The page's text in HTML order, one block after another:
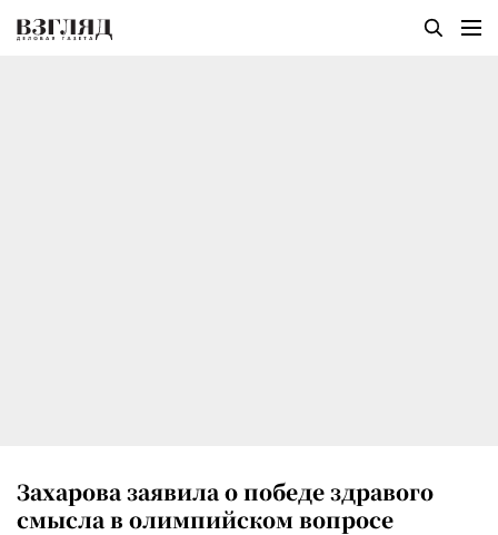
Захарова заявила о победе здравого
смысла в олимпийском вопросе